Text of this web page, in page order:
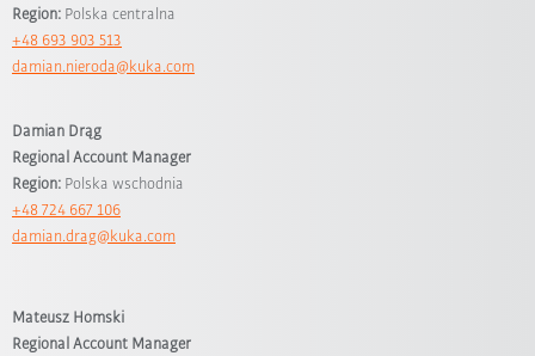
Region: Polska centralna
+48 693 903 513
damian.nieroda@kuka.com
Damian Drąg
Regional Account Manager
Region: Polska wschodnia
+48 724 667 106
damian.drag@kuka.com
Mateusz Homski
Regional Account Manager